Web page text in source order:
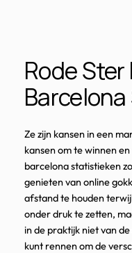
Rode Ster
Ze zijn kansen in een
kansen om te winnen
barcelona statistieken
genieten van online
afstand te houden
onder druk te zetten,
in de praktijk niet van
kunt rennen om de